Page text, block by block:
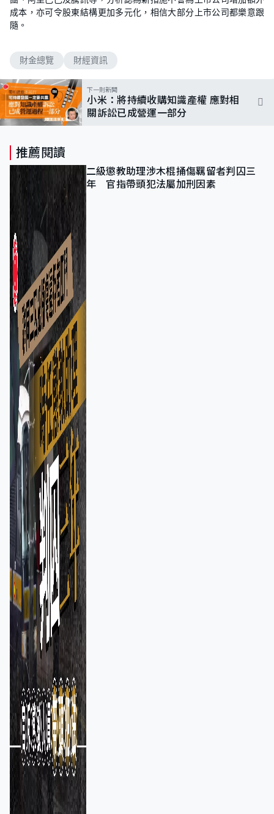
成本，亦可令股東結構更加多元化，相信大部分上市公司都樂意跟
隨。
財金總覽 財經資訊
下一則新聞
小米：將持續收購知識產權 應對相
關訴訟已成營運一部分
推薦閱讀
二級懲教助理涉木棍捅傷羈留者判囚三
年 官指帶頭犯法屬加刑因素